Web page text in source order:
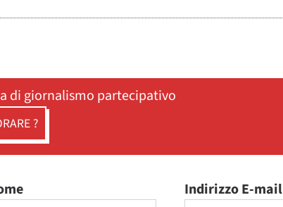
di giornalismo partecipativo
?
Indirizzo E-mail